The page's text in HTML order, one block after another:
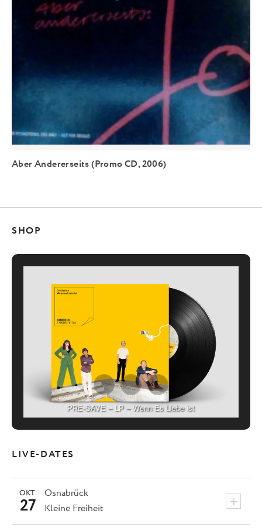
Aber Andererseits (Promo CD, 2006)
SHOP
PRE-SAVE – LP – Wenn Es Liebe ist
LIVE-DATES
Osnabrück +
OKT.
27 Kleine Freiheit